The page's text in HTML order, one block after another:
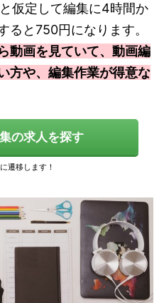
仮定して編集に4時間か
ると750円になります。
動画を見ていて、動画編
方や、編集作業が得意な
の求人を探す